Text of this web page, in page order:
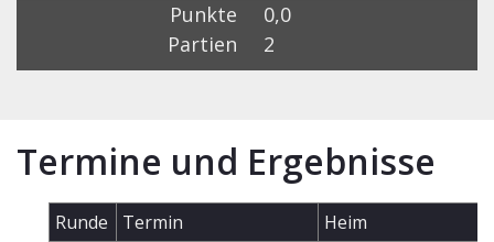
Punkte
0,0
Partien
2
Termine und Ergebnisse
Runde Termin Heim